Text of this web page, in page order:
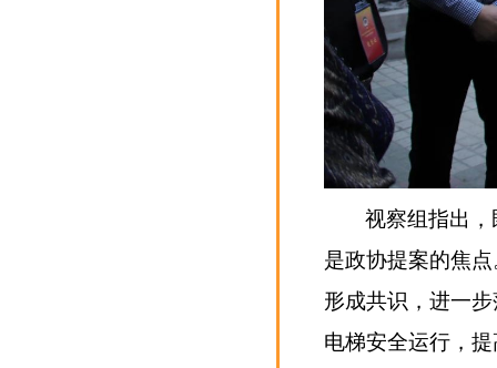
视察组指出
是政协提案的焦
形成共识，进一
电梯安全运行，